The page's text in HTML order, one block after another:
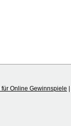
Online Gewinnspiele